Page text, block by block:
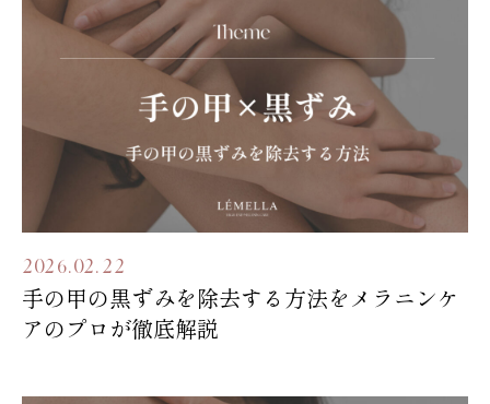
2026.02.22
手の甲の黒ずみを除去する方法をメラニンケ
アのプロが徹底解説